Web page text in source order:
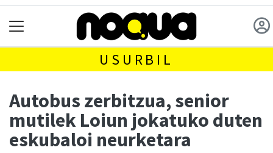
USURBIL
Autobus zerbitzua, senior
mutilek Loiun jokatuko duten
eskubaloi neurketara